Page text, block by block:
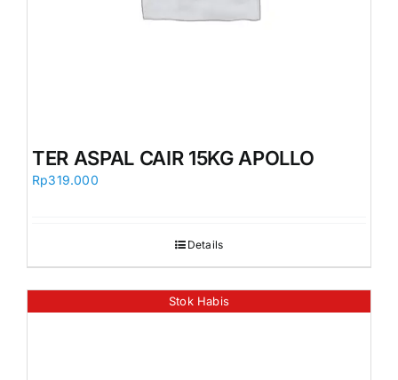
TER ASPAL CAIR 15KG APOLLO
Rp319.000
Details
Stok Habis